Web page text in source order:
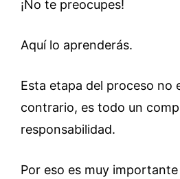
¡No te preocupes!
Aquí lo aprenderás.
Esta etapa del proceso no
contrario, es todo un
responsabilidad.
Por eso es muy